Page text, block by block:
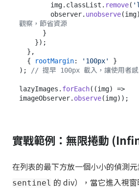
        img.
classList . remove(
        observer.
unobserve
觀察，節省資源
  {
rootMargin: '100px'
}
);
// 提早 100px 載入，讓使用者感
lazyImages. forEach( (img) =>
imageObserver. observe
實戰範例：無限捲動
在列表的最下方放一個小小的偵測
sentinel 的 div），當它進入視